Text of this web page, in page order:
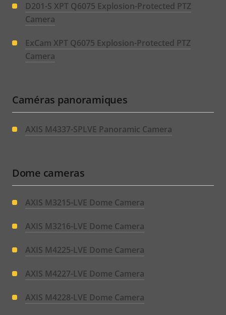
D201-S XPT Q6075 Explosion-Protected PTZ
Camera
ExCam XPT Q6075 Explosion-Protected PTZ
Camera
Caméras panoramiques
AXIS M4337-SPLVE Panoramic Camera
Dome cameras
AXIS M3215-LVE Dome Camera
AXIS M3216-LVE Dome Camera
AXIS M4225-LVE Dome Camera
AXIS M4227-LVE Dome Camera
AXIS M4228-LVE Dome Camera